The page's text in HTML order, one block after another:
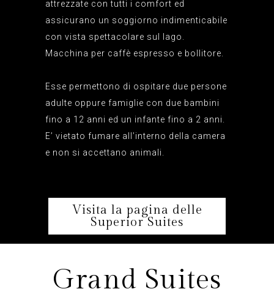
attrezzate con tutti i comfort ed
assicurano un soggiorno indimenticabile
con vista spettacolare sul lago.
Macchina per caffè espresso e bollitore.
Esse permettono di ospitare due persone
adulte oppure famiglie con due bambini
fino a 12 anni ed un infante fino a 2 anni.
E’ vietato fumare all’interno della camera
e non si accettano animali.
Visita la pagina delle
Superior Suites
Grand Suites